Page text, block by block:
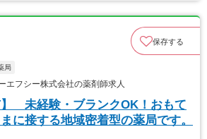
保存する
局
フシー株式会社の薬剤師求人
】 未経験・ブランクOK！おもて
に接する地域密着型の薬局です。